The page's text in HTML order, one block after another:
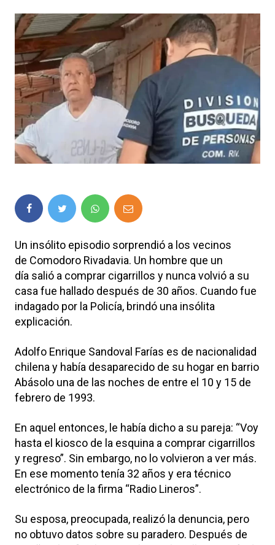
Un insólito episodio sorprendió a los vecinos
de Comodoro Rivadavia. Un hombre que un
día salió a comprar cigarrillos y nunca volvió a su
casa fue hallado después de 30 años. Cuando fue
indagado por la Policía, brindó una insólita
explicación.
Adolfo Enrique Sandoval Farías es de nacionalidad
chilena y había desaparecido de su hogar en barrio
Abásolo una de las noches de entre el 10 y 15 de
febrero de 1993.
En aquel entonces, le había dicho a su pareja: “Voy
hasta el kiosco de la esquina a comprar cigarrillos
y regreso”. Sin embargo, no lo volvieron a ver más.
En ese momento tenía 32 años y era técnico
electrónico de la firma “Radio Lineros”.
Su esposa, preocupada, realizó la denuncia, pero
no obtuvo datos sobre su paradero. Después de